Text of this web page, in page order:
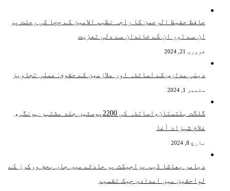
حافظ حفیظ الرحمن کا راجہ نظیم الامین کے چچا کی رحلت پر
ان سے اور ان کے خاندان سے دلی تعزیت
فروری 21, 2024
دینی مدارس کے اساتذہ اور ملازمین کے حقوق: عملی تجاویز
ستمبر 1, 2024
گلگت بلتستان،اساتذہ کی 2200پوسٹیں جلد مشتہر ہونگی،
غلام شہزاد آغا
مارچ 8, 2024
دیامر بھاشا ڈیم پراجیکٹ پر حادثے میں جاں بحق ورکرز کے
لواحقین میں امدادی چیک تقسیم